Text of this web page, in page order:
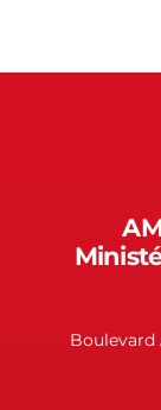
Boulevard